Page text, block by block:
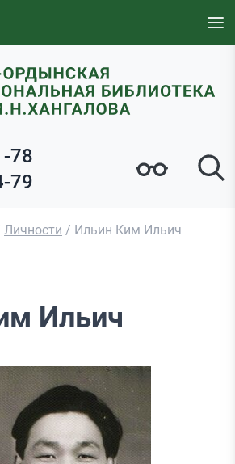
78
79
Личности / Ильин Ким Ильич
Ильич